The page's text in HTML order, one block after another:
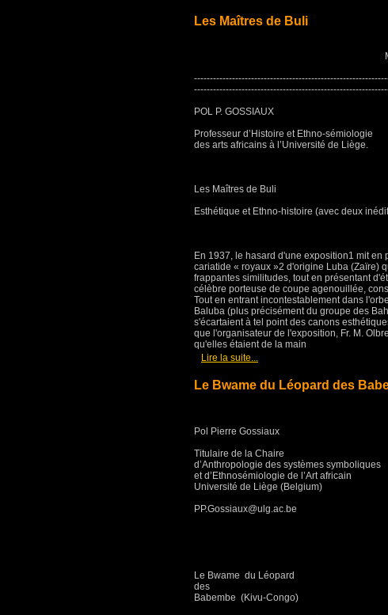
Les Maîtres de Buli
POL P. GOSSIAUX
Professeur d’Histoire et Ethno-sémiologie
des arts africains à l’Université de Liège.
Les Maîtres de Buli
Esthétique et Ethno-histoire (avec deux
En 1937, le hasard d'une exposition1 mit en
cariatide « royaux »2 d'origine Luba (Zaïre)
frappantes similitudes, tout en présentant
célèbre porteuse de coupe agenouillée,
Tout en entrant incontestablement dans
Baluba (plus précisément du groupe des
s'écartaient à tel point des canons
que l'organisateur de l'exposition, Fr. M.
qu'elles étaient de la main
Lire la suite...
Le Bwame du Léopard des
Pol Pierre Gossiaux
Titulaire de la Chaire
d’Anthropologie des systèmes symboliques
et d’Ethnosémiologie de l’Art africain
Université de Liège (Belgium)
PP.Gossiaux@ulg.ac.be
Le Bwame du Léopard
des
Babembe (Kivu-Congo)